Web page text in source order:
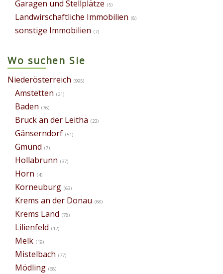
Garagen und Stellplätze (5)
Landwirschaftliche Immobilien (8)
sonstige Immobilien (7)
Wo suchen Sie
Niederösterreich (995)
Amstetten (21)
Baden (76)
Bruck an der Leitha (23)
Gänserndorf (51)
Gmünd (7)
Hollabrunn (37)
Horn (4)
Korneuburg (63)
Krems an der Donau (68)
Krems Land (78)
Lilienfeld (12)
Melk (19)
Mistelbach (77)
Mödling (68)